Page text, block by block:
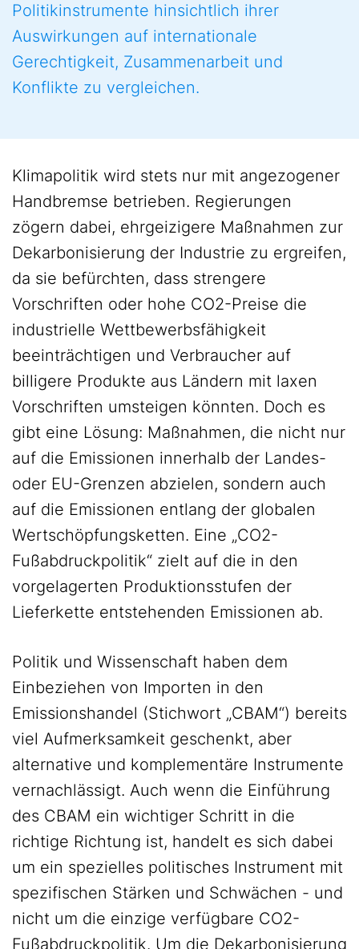
Politikinstrumente hinsichtlich ihrer
Auswirkungen auf internationale
Gerechtigkeit, Zusammenarbeit und
Konflikte zu vergleichen.
Klimapolitik wird stets nur mit angezogener
Handbremse betrieben. Regierungen
zögern dabei, ehrgeizigere Maßnahmen zur
Dekarbonisierung der Industrie zu ergreifen,
da sie befürchten, dass strengere
Vorschriften oder hohe CO2-Preise die
industrielle Wettbewerbsfähigkeit
beeinträchtigen und Verbraucher auf
billigere Produkte aus Ländern mit laxen
Vorschriften umsteigen könnten. Doch es
gibt eine Lösung: Maßnahmen, die nicht nur
auf die Emissionen innerhalb der Landes-
oder EU-Grenzen abzielen, sondern auch
auf die Emissionen entlang der globalen
Wertschöpfungsketten. Eine „CO2-
Fußabdruckpolitik“ zielt auf die in den
vorgelagerten Produktionsstufen der
Lieferkette entstehenden Emissionen ab.
Politik und Wissenschaft haben dem
Einbeziehen von Importen in den
Emissionshandel (Stichwort „CBAM“) bereits
viel Aufmerksamkeit geschenkt, aber
alternative und komplementäre Instrumente
vernachlässigt. Auch wenn die Einführung
des CBAM ein wichtiger Schritt in die
richtige Richtung ist, handelt es sich dabei
um ein spezielles politisches Instrument mit
spezifischen Stärken und Schwächen - und
nicht um die einzige verfügbare CO2-
Fußabdruckpolitik. Um die Dekarbonisierung